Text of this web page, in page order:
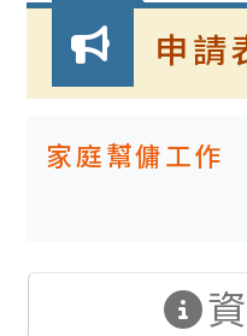
:::
申請
家庭幫傭工作